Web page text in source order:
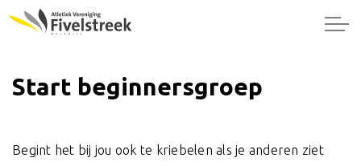
Start beginnersgroep
Begint het bij jou ook te kriebelen als je anderen ziet